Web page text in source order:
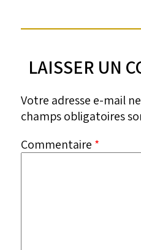
LAISSER UN
Votre adresse e-mail
champs obligatoires
Commentaire *